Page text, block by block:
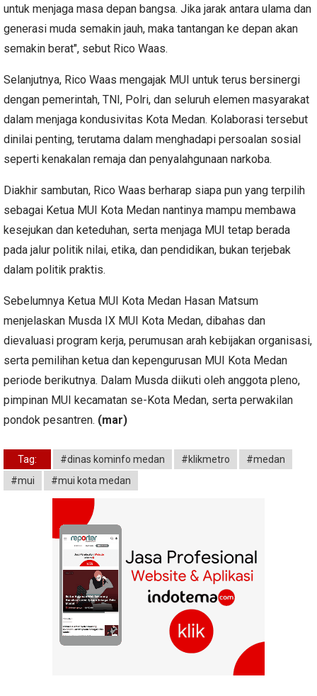
untuk menjaga masa depan bangsa. Jika jarak antara ulama dan
generasi muda semakin jauh, maka tantangan ke depan akan
semakin berat", sebut Rico Waas.
Selanjutnya, Rico Waas mengajak MUI untuk terus bersinergi
dengan pemerintah, TNI, Polri, dan seluruh elemen masyarakat
dalam menjaga kondusivitas Kota Medan. Kolaborasi tersebut
dinilai penting, terutama dalam menghadapi persoalan sosial
seperti kenakalan remaja dan penyalahgunaan narkoba.
Diakhir sambutan, Rico Waas berharap siapa pun yang terpilih
sebagai Ketua MUI Kota Medan nantinya mampu membawa
kesejukan dan keteduhan, serta menjaga MUI tetap berada
pada jalur politik nilai, etika, dan pendidikan, bukan terjebak
dalam politik praktis.
Sebelumnya Ketua MUI Kota Medan Hasan Matsum
menjelaskan Musda IX MUI Kota Medan, dibahas dan
dievaluasi program kerja, perumusan arah kebijakan organisasi,
serta pemilihan ketua dan kepengurusan MUI Kota Medan
periode berikutnya. Dalam Musda diikuti oleh anggota pleno,
pimpinan MUI kecamatan se-Kota Medan, serta perwakilan
pondok pesantren. (mar)
Tag: #dinas kominfo medan #klikmetro
#medan
#mui
#mui kota medan